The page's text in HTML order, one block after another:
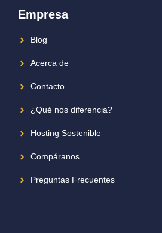
Empresa
Blog
Acerca de
Contacto
¿Qué nos diferencia?
Hosting Sostenible
Compáranos
Preguntas Frecuentes